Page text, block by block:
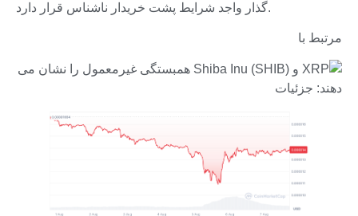
گذار واجد شرایط پشت خریدار ناشناس قرار دارد.
مرتبط با